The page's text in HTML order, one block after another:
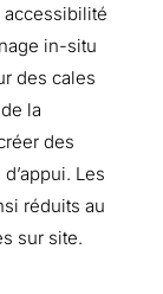
accessibilité
in-situ
des cales
la
des
Les
réduits au
sur site.